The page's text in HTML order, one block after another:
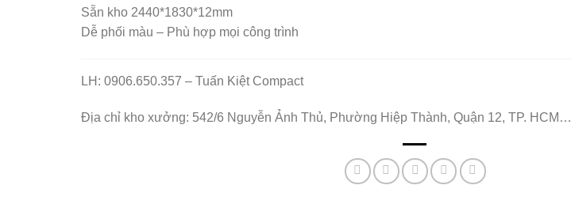
Sẵn kho 2440*1830*12mm
Dễ phối màu – Phù hợp mọi công trình
LH: 0906.650.357 – Tuấn Kiệt Compact
Địa chỉ kho xưởng: 542/6 Nguyễn Ảnh Thủ, Phường Hiệp Thành, Quận 12, TP. HCM…